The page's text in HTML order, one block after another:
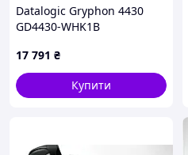
Datalogic Gryphon 4430
GD4430-WHK1B
17 791 ₴
Купити